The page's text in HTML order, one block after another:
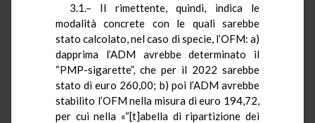
3.1.– Il rimettente, quindi, indica le
modalità concrete con le quali sarebbe
stato calcolato, nel caso di specie, l’OFM: a)
dapprima l’ADM avrebbe determinato il
“PMP-sigarette”, che per il 2022 sarebbe
stato di euro 260,00; b) poi l’ADM avrebbe
stabilito l’OFM nella misura di euro 194,72,
per cui nella «“[t]abella di ripartizione dei